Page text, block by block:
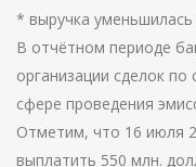
* выручка
В отчётном периоде
организации сделок
сфере проведения
Отметим, что 16 июля
выплатить 550 млн.